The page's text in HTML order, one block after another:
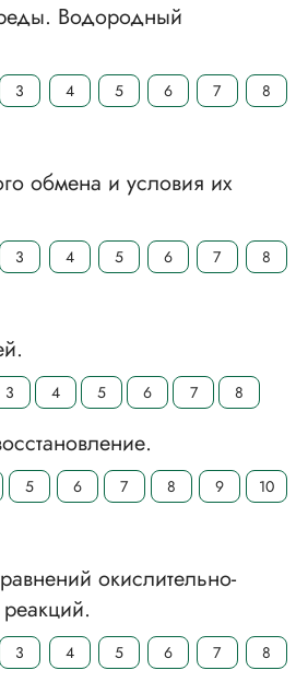
Водородный
3 4 5 6 7
8
обмена и условия их
3 4 5 6 7
8
3 4 5 6 7 8
5 6 7 8 9
10
окислительно-
3 4 5 6 7
8